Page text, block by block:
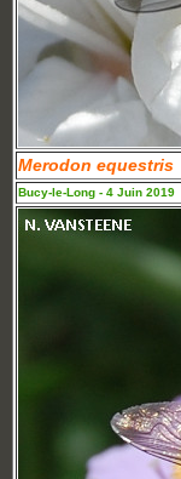
Merodon equestris
Bucy-le-Long - 4 Juin 2019